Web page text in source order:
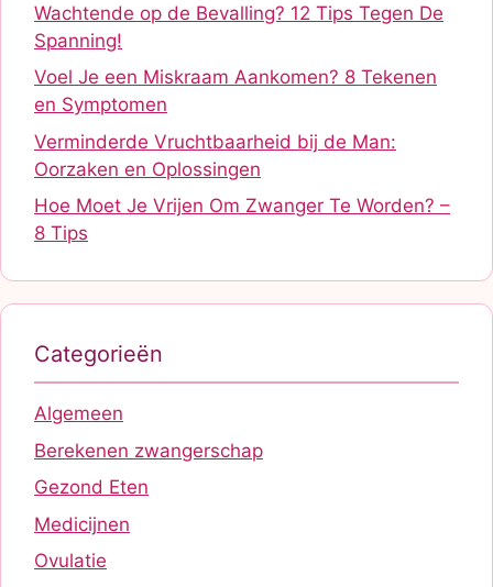
Wachtende op de Bevalling? 12 Tips Tegen De
Spanning!
Voel Je een Miskraam Aankomen? 8 Tekenen
en Symptomen
Verminderde Vruchtbaarheid bij de Man:
Oorzaken en Oplossingen
Hoe Moet Je Vrijen Om Zwanger Te Worden? –
8 Tips
Categorieën
Algemeen
Berekenen zwangerschap
Gezond Eten
Medicijnen
Ovulatie